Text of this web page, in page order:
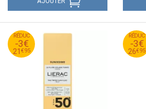
RÉDUC
-3€
21 €95
24
€
95
21
€
95
RÉDUC
-3€
26€95
29
€
95
26
€
95